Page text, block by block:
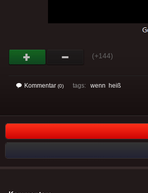
(+144)
Kommentar (0) tags: wenn heiß